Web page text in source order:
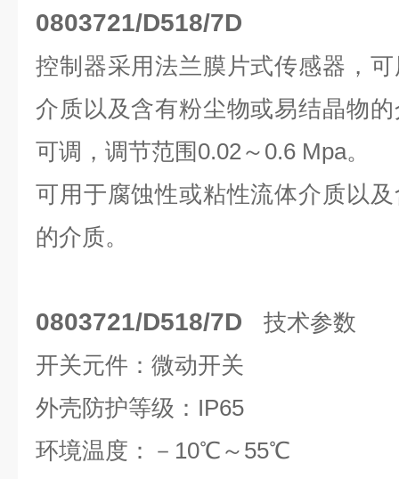
0803721/D518/7D
控制器采用法兰膜片式传感器，
介质以及含有粉尘物或易结晶物
可调，调节范围0.02～0.6 Mpa。
可用于腐蚀性或粘性流体介质以
的介质。
0803721/D518/7D 技术参数
开关元件：微动开关
外壳防护等级：IP65
环境温度：－10℃～55℃